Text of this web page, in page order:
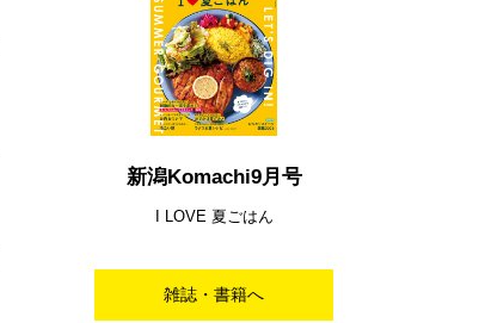
新潟Komachi9月号
I LOVE 夏ごはん
雑誌・書籍へ